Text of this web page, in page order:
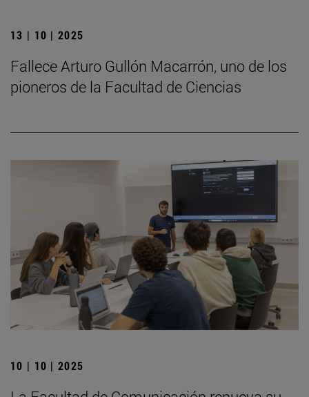
13 | 10 | 2025
Fallece Arturo Gullón Macarrón, uno de los
pioneros de la Facultad de Ciencias
10 | 10 | 2025